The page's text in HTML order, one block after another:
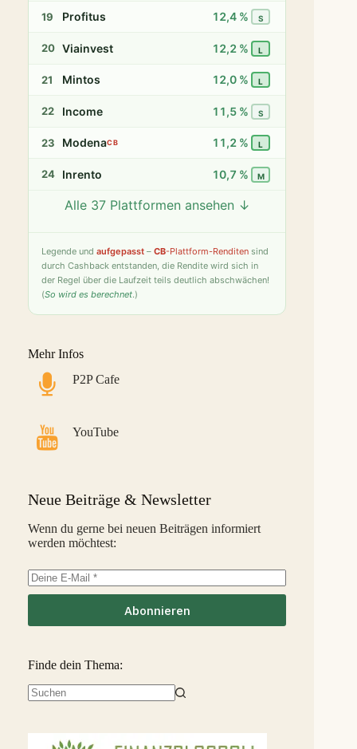
19 Profitus 12,4 % S
20 Viainvest 12,2 % L
21 Mintos 12,0 % L
22 Income 11,5 % S
23 ModenaCB 11,2 % L
24 Inrento 10,7 % M
Twino 9,8 %
27 PeerBerry 9,2 % S
28 Bondster
31
32 Savy
InSoil 2,6 % S
37 Linked Finance -6,3 % S
Alle 37 Plattformen ansehen ↓
Legende und aufgepasst – CB-Plattform-Renditen sind
durch Cashback entstanden, die Rendite wird sich in
der Regel über die Laufzeit teils deutlich abschwächen!
(So wird es berechnet.)
Mehr Infos
P2P Cafe
YouTube
Neue Beiträge & Newsletter
Wenn du gerne bei neuen Beiträgen informiert
werden möchtest:
Abonnieren
Finde dein Thema: